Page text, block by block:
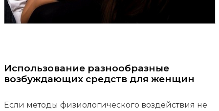
Использование разнообразные
возбуждающих средств для женщин
Если методы физиологического воздействия не